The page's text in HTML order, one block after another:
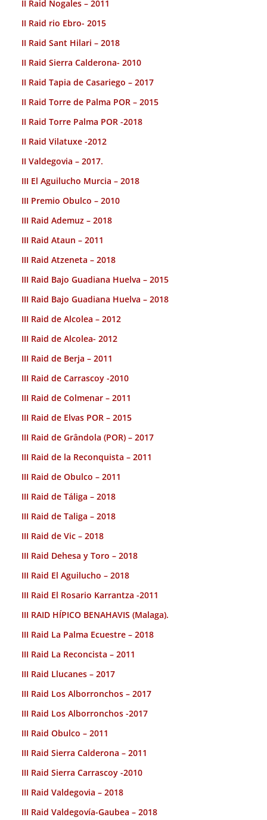
II Raid Nogales – 2011
II Raid rio Ebro- 2015
II Raid Sant Hilari – 2018
II Raid Sierra Calderona- 2010
II Raid Tapia de Casariego – 2017
II Raid Torre de Palma POR – 2015
II Raid Torre Palma POR -2018
II Raid Vilatuxe -2012
II Valdegovia – 2017.
III El Aguilucho Murcia – 2018
III Premio Obulco – 2010
III Raid Ademuz – 2018
III Raid Ataun – 2011
III Raid Atzeneta – 2018
III Raid Bajo Guadiana Huelva – 2015
III Raid Bajo Guadiana Huelva – 2018
III Raid de Alcolea – 2012
III Raid de Alcolea- 2012
III Raid de Berja – 2011
III Raid de Carrascoy -2010
III Raid de Colmenar – 2011
III Raid de Elvas POR – 2015
III Raid de Grândola (POR) – 2017
III Raid de la Reconquista – 2011
III Raid de Obulco – 2011
III Raid de Táliga – 2018
III Raid de Taliga – 2018
III Raid de Vic – 2018
III Raid Dehesa y Toro – 2018
III Raid El Aguilucho – 2018
III Raid El Rosario Karrantza -2011
III RAID HÍPICO BENAHAVIS (Malaga).
III Raid La Palma Ecuestre – 2018
III Raid La Reconcista – 2011
III Raid Llucanes – 2017
III Raid Los Alborronchos – 2017
III Raid Los Alborronchos -2017
III Raid Obulco – 2011
III Raid Sierra Calderona – 2011
III Raid Sierra Carrascoy -2010
III Raid Valdegovia – 2018
III Raid Valdegovía-Gaubea – 2018